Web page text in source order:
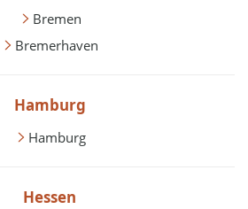
Bremen
Bremerhaven
Hamburg
Hamburg
Hessen